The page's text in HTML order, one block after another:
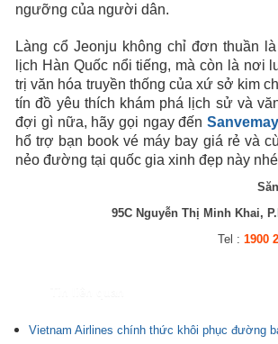
ngưỡng của người dân.
Làng cổ Jeonju không chỉ đơn thuần
lịch Hàn Quốc nổi tiếng, mà còn là nơi
trị văn hóa truyền thống của xứ sở kim
tín đồ yêu thích khám phá lịch sử và
đợi gì nữa, hãy gọi ngay đến
hổ trợ bạn book vé máy bay giá rẻ và
nẻo đường tại quốc gia xinh đẹp này
95C Nguyễn Thị Minh Khai,
Tel : 1900
Vietnam Airlines chính thức khôi phục đường